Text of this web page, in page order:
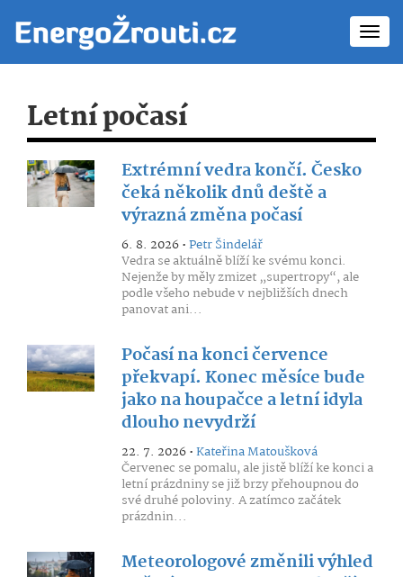
Letní počasí
Extrémní vedra končí. Česko
čeká několik dnů deště a
výrazná změna počasí
6. 8. 2026 •Petr Šindelář
Vedra se aktuálně blíží ke svému konci.
Nejenže by měly zmizet „supertropy“, ale
podle všeho nebude v nejbližších dnech
panovat ani...
Počasí na konci července
překvapí. Konec měsíce bude
jako na houpačce a letní idyla
dlouho nevydrží
22. 7. 2026 •Kateřina Matoušková
Červenec se pomalu, ale jistě blíží ke konci a
letní prázdniny se již brzy přehoupnou do
své druhé poloviny. A zatímco začátek
prázdnin...
Meteorologové změnili výhled